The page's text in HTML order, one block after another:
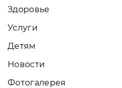
Здоровье
Услуги
Детям
Новости
Фотогалерея